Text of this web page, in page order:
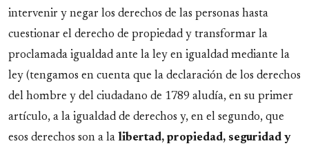
intervenir y negar los derechos de las personas hasta
cuestionar el derecho de propiedad y transformar la
proclamada igualdad ante la ley en igualdad mediante la
ley (tengamos en cuenta que la declaración de los derechos
del hombre y del ciudadano de 1789 aludía, en su primer
artículo, a la igualdad de derechos y, en el segundo, que
esos derechos son a la libertad, propiedad, seguridad y